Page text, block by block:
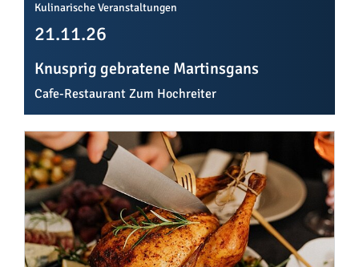
Kulinarische Veranstaltungen
21.11.26
Knusprig gebratene Martinsgans
Cafe-Restaurant Zum Hochreiter